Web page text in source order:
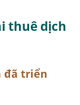
thuê dịch
đã triển